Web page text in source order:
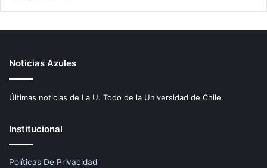
Noticias Azules
Últimas noticias de La U. Todo de la Universidad de Chile.
Institucional
Políticas De Privacidad